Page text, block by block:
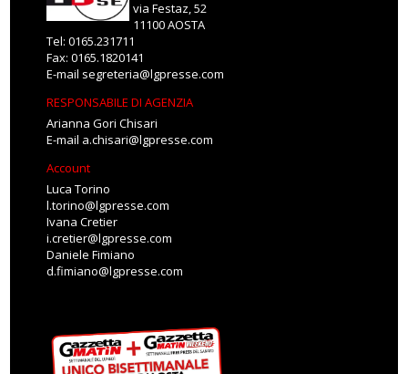
via Festaz, 52
11100 AOSTA
Tel: 0165.231711
Fax: 0165.1820141
E-mail segreteria@lgpresse.com
RESPONSABILE DI AGENZIA
Arianna Gori Chisari
E-mail a.chisari@lgpresse.com
Account
Luca Torino
l.torino@lgpresse.com
Ivana Cretier
i.cretier@lgpresse.com
Daniele Fimiano
d.fimiano@lgpresse.com